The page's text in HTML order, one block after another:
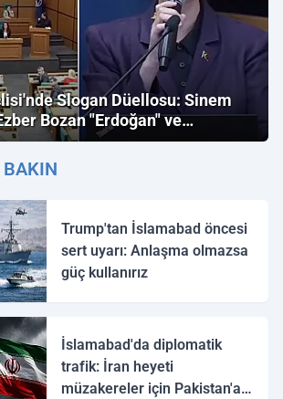
Slogan Düellosu: Sinem
Bozan "Erdoğan" ve
Trump'tan İslamabad öncesi
sert uyarı: Anlaşma olmazsa
güç kullanırız
İslamabad'da diplomatik
trafik: İran heyeti
müzakereler için Pakistan'a